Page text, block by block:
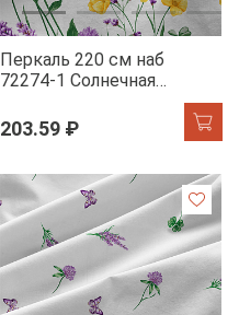
Перкаль 220 см наб
72274-1 Солнечная
203.59 ₽